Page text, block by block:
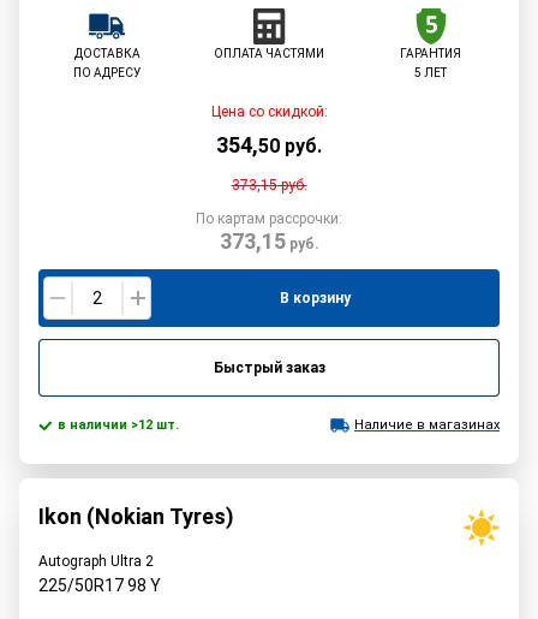
ДОСТАВКА
ПО АДРЕСУ
ОПЛАТА ЧАСТЯМИ
ГАРАНТИЯ
5 ЛЕТ
Цена со скидкой:
354,50 руб.
373,15руб.
По картам рассрочки:
373,15руб.
В корзину
Быстрый заказ
в наличии >12 шт. Наличие в магазинах
Ikon (Nokian Tyres)
Autograph Ultra 2
225/50R1798 Y